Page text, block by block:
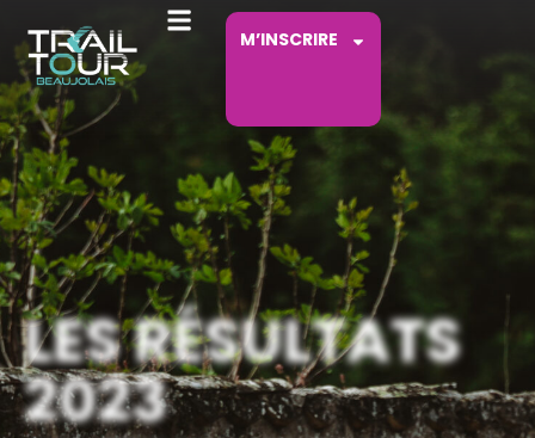
M’INSCRIRE
LES RÉSULTATS
2023